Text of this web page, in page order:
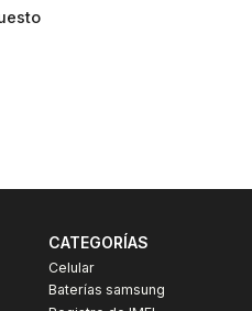
CATEGORÍAS
Celular
Baterías samsung